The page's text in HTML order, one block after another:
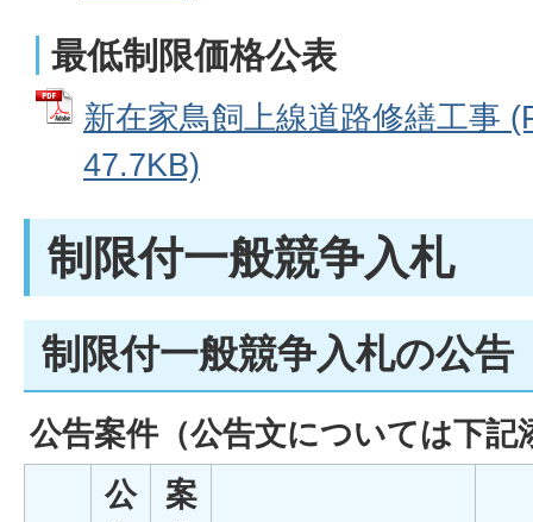
最低制限価格公表
新在家鳥飼上線道路修繕工事
47.7KB)
制限付一般競争入札
制限付一般競争入札の公告
公告案件（公告文については下記
公
案